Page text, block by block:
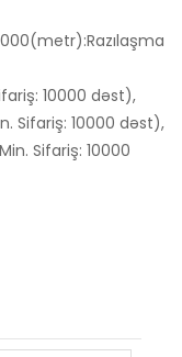
10000 dəst),
Sifariş: 10000 dəst),
Sifariş: 10000